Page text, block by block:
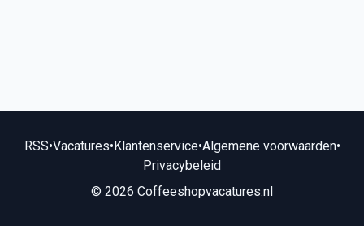
RSS•Vacatures•Klantenservice•Algemene voorwaarden•
Privacybeleid
© 2026 Coffeeshopvacatures.nl